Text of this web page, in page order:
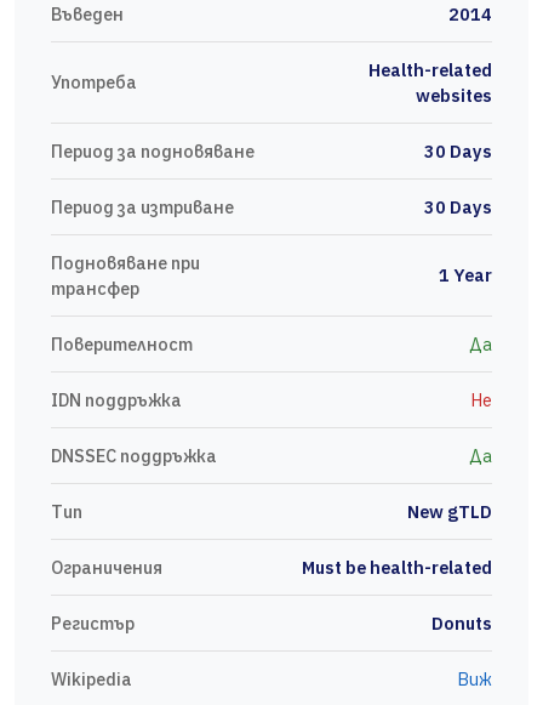
Въведен 2014
Употреба
Health-related
websites
Период за подновяване 30 Days
Период за изтриване 30 Days
Подновяване при
трансфер
1 Year
Поверителност Да
IDN поддръжка Не
DNSSEC поддръжка Да
Тип New gTLD
Ограничения Must be health-related
Регистър Donuts
Wikipedia Виж